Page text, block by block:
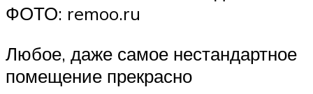
ФОТО: remoo.ru
Любое, даже самое нестандартное
помещение прекрасно